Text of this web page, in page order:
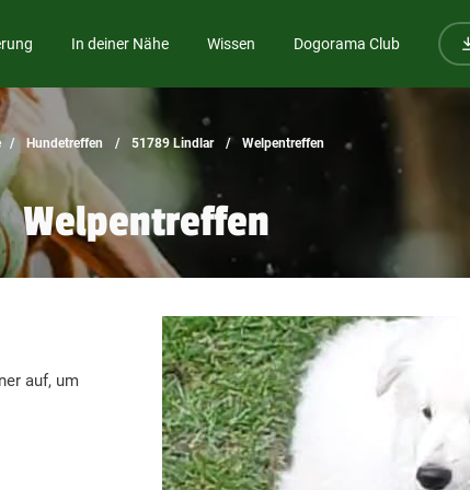
In deiner Nähe Wissen Dogorama Club
Hundetreffen 51789 Lindlar Welpentreffen
Welpentreffen
auf, um